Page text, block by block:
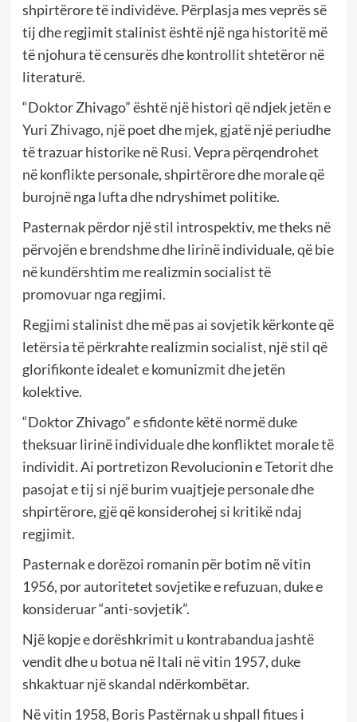
shpirtërore të individëve. Përplasja mes veprës së
tij dhe regjimit stalinist është një nga historitë më
të njohura të censurës dhe kontrollit shtetëror në
literaturë.
“Doktor Zhivago” është një histori që ndjek jetën e
Yuri Zhivago, një poet dhe mjek, gjatë një periudhe
të trazuar historike në Rusi. Vepra përqendrohet
në konflikte personale, shpirtërore dhe morale që
burojnë nga lufta dhe ndryshimet politike.
Pasternak përdor një stil introspektiv, me theks në
përvojën e brendshme dhe lirinë individuale, që bie
në kundërshtim me realizmin socialist të
promovuar nga regjimi.
Regjimi stalinist dhe më pas ai sovjetik kërkonte që
letërsia të përkrahte realizmin socialist, një stil që
glorifikonte idealet e komunizmit dhe jetën
kolektive.
“Doktor Zhivago” e sfidonte këtë normë duke
theksuar lirinë individuale dhe konfliktet morale të
individit. Ai portretizon Revolucionin e Tetorit dhe
pasojat e tij si një burim vuajtjeje personale dhe
shpirtërore, gjë që konsiderohej si kritikë ndaj
regjimit.
Pasternak e dorëzoi romanin për botim në vitin
1956, por autoritetet sovjetike e refuzuan, duke e
konsideruar “anti-sovjetik”.
Një kopje e dorëshkrimit u kontrabandua jashtë
vendit dhe u botua në Itali në vitin 1957, duke
shkaktuar një skandal ndërkombëtar.
Në vitin 1958, Boris Pastërnak u shpall fitues i